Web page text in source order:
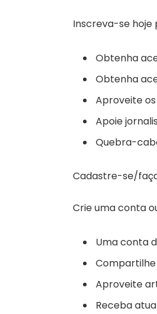
Inscreva-se hoje
Obtenha
Obtenha
Aproveite
Apoie
Quebra-
Cadastre-se/
Crie uma conta
Uma conta
Aproveite
Receba